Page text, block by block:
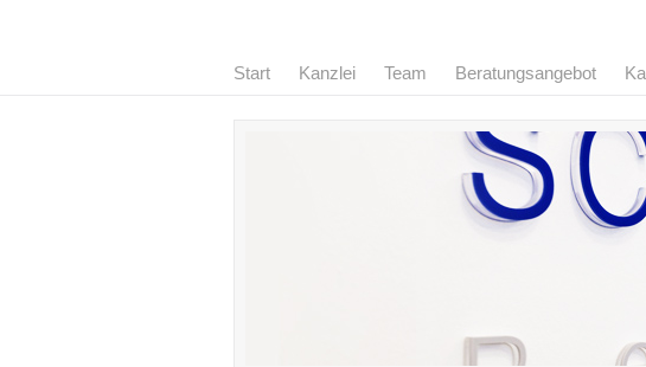
Start Kanzlei Team Beratungsangebot